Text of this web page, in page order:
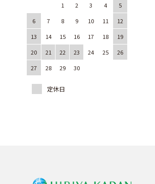
1
2 3 4
5
6
7 8 9 10 11
12
13
14 15 16 17 18
19
20
21 22 23 24 25
26
27
28 29 30